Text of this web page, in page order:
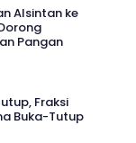
Alsintan ke
Pangan
Fraksi
Buka-Tutup